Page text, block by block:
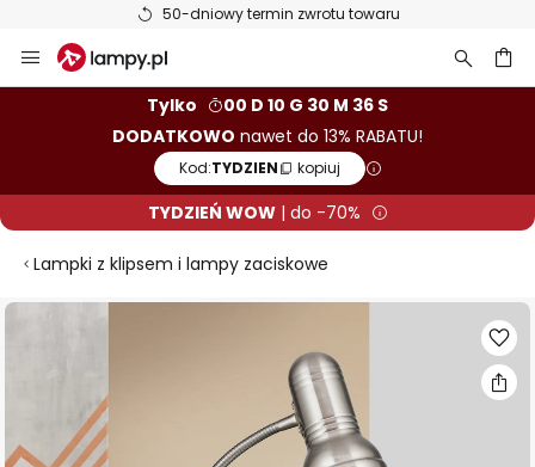
50-dniowy termin zwrotu towaru
Przejdź
do
Tylko
00 D 10 G 30 M 35 S
DODATKOWO nawet do 13% RABATU!
Kod:TYDZIEN kopiuj
TYDZIEŃ WOW| do -70%
Lampki z klipsem i lampy zaciskowe
Przejdź